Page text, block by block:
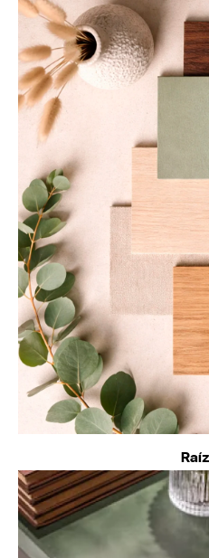
Tiendas Exclusivas
Sea un Distribuidor
Arquitectos
Solicita tu Proyecto
Trabaja con Nosotros
Área del Distribuidor
Política de
Canal de
Informe de